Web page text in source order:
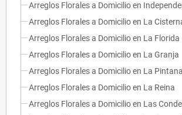
Arreglos Florales a Domicilio en
Arreglos Florales a Domicilio en La
Arreglos Florales a Domicilio en La Florida
Arreglos Florales a Domicilio en La Granja
Arreglos Florales a Domicilio en La Pintana
Arreglos Florales a Domicilio en La Reina
Arreglos Florales a Domicilio en Las